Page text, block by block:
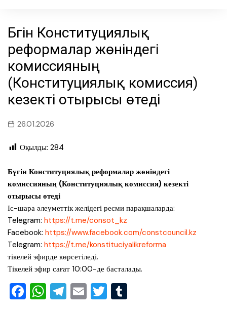
Бүгін Конституциялық
реформалар жөніндегі
комиссияның
(Конституциялық комиссия)
кезекті отырысы өтеді
26.01.2026
Оқылды: 284
Бүгін Конституциялық реформалар жөніндегі
комиссияның (Конституциялық комиссия) кезекті
отырысы өтеді
Іс-шара әлеуметтік желідегі ресми парақшаларда:
Telegram: https://t.me/consot_kz
Facebook: https://www.facebook.com/constcouncil.kz
Telegram: https://t.me/konstituciyalikreforma
тікелей эфирде көрсетіледі.
Тікелей эфир сағат 10:00-де басталады.
F W T E T